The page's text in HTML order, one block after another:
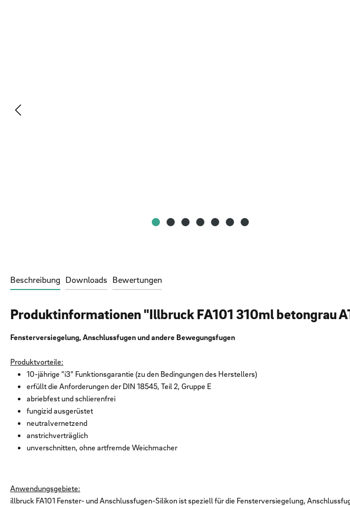
Beschreibung Downloads Bewertungen
Produktinformationen "Illbruck FA101 310ml betongrau
Fensterversiegelung, Anschlussfugen und andere Bewegungsfugen
Produktvorteile:
10-jährige "i3" Funktionsgarantie (zu den Bedingungen des Herstellers)
erfüllt die Anforderungen der DIN 18545, Teil 2, Gruppe E
abriebfest und schlierenfrei
fungizid ausgerüstet
neutralvernetzend
anstrichverträglich
unverschnitten, ohne artfremde Weichmacher
Anwendungsgebiete:
illbruck FA101 Fenster- und Anschlussfugen-Silikon ist speziell für die Fensterversiegelung,